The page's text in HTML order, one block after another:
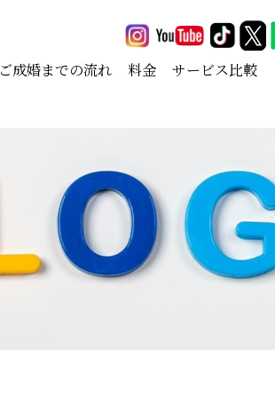
ご成婚までの流れ 料金 サービス比較